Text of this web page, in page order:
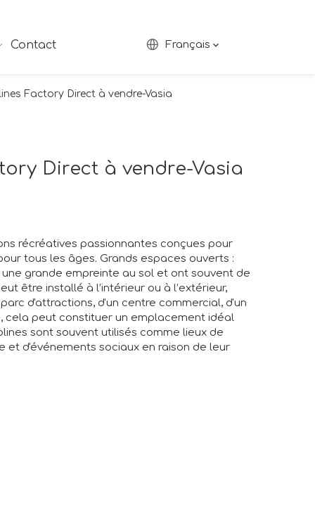
Contact Français
Factory Direct à vendre-Vasia
Direct à vendre-Vasia
récréatives passionnantes conçues pour
tous les âges. Grands espaces ouverts :
grande empreinte au sol et ont souvent de
être installé à l’intérieur ou à l’extérieur,
d'attractions, d'un centre commercial, d'un
cela peut constituer un emplacement idéal
sont souvent utilisés comme lieux de
et d'événements sociaux en raison de leur